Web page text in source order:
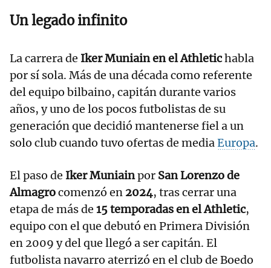
Un legado infinito
La carrera de Iker Muniain en el Athletichabla
por sí sola. Más de una década como referente
del equipo bilbaino, capitán durante varios
años, y uno de los pocos futbolistas de su
generación que decidió mantenerse fiel a un
solo club cuando tuvo ofertas de mediaEuropa.
El paso de Iker Muniainpor San Lorenzo de
Almagrocomenzó en 2024, tras cerrar una
etapa de más de 15 temporadas en el Athletic,
equipo con el que debutó en Primera División
en 2009 y del que llegó a ser capitán. El
futbolista navarro aterrizó en el club de Boedo